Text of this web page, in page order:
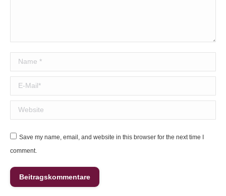
Name *
E-Mail *
Website
Save my name, email, and website in this browser for the next time I
comment.
Beitragskommentare